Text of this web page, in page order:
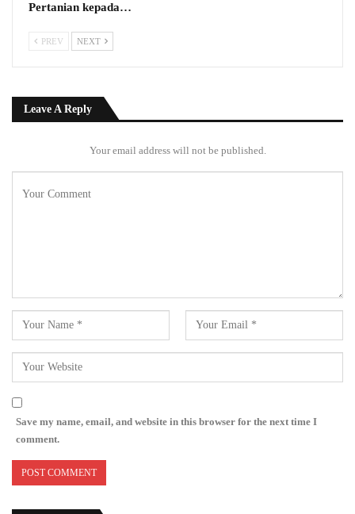
Pertanian kepada…
PREV NEXT
Leave A Reply
Your email address will not be published.
Save my name, email, and website in this browser for the next time I
comment.